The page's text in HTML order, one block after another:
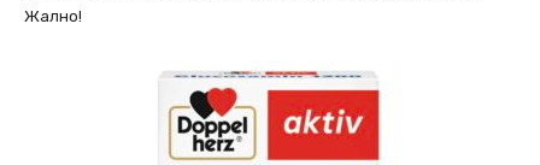
Жално!